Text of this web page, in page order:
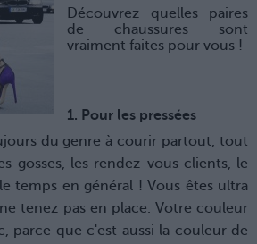
Découvrez quelles paires
de chaussures sont
vraiment faites pour vous !
1. Pour les pressées
du genre à courir partout, tout
gosses, les rendez-vous clients, le
temps en général ! Vous êtes ultra
tenez pas en place. Votre couleur
parce que c'est aussi la couleur de